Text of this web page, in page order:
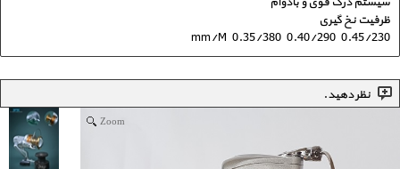
ظرفیت نخ گیری
mm/M 0.35/380 0.40/290 0.45/230
نظر دهید.
Zoom